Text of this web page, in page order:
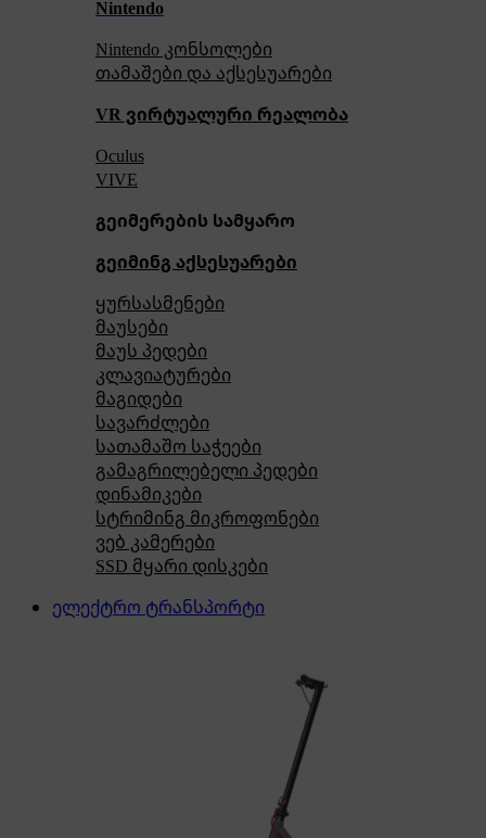
Nintendo
Nintendo კონსოლები
თამაშები და აქსესუარები
VR ვირტუალური რეალობა
Oculus
VIVE
გეიმერების სამყარო
გეიმინგ აქსესუარები
ყურსასმენები
მაუსები
მაუს პედები
კლავიატურები
მაგიდები
სავარძლები
სათამაშო საჭეები
გამაგრილებელი პედები
დინამიკები
სტრიმინგ მიკროფონები
ვებ კამერები
SSD მყარი დისკები
ელექტრო ტრანსპორტი